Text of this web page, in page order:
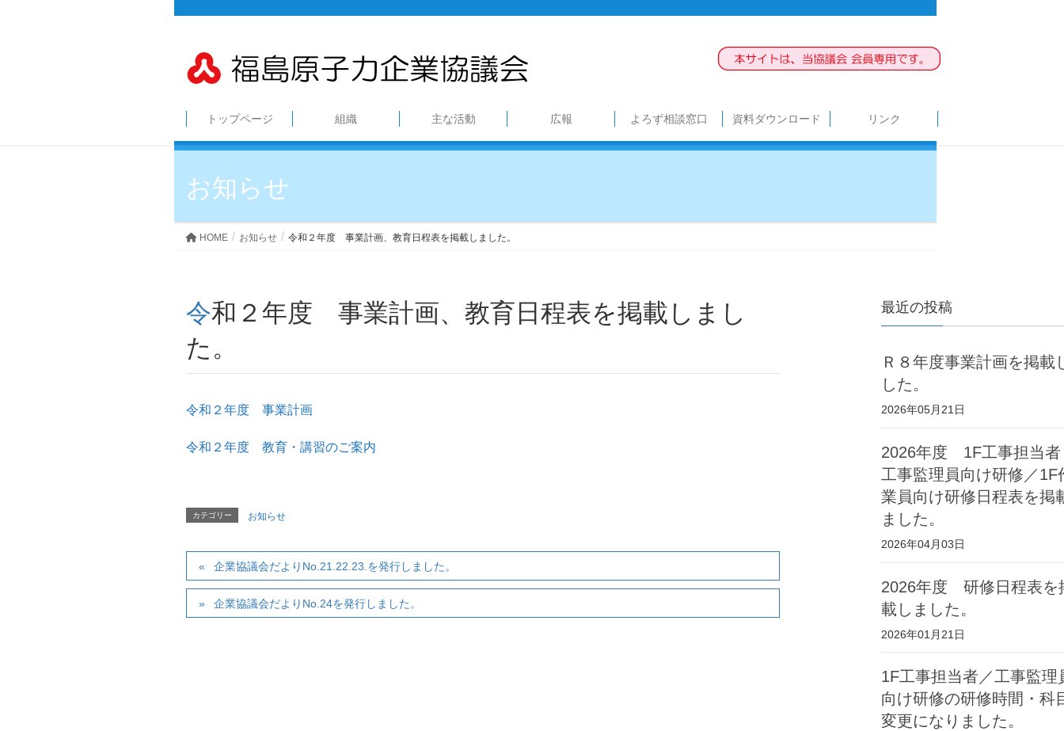
トップページ 組織 主な活動 広報 よろず相談窓口 資料ダウンロード リンク
お知らせ
HOME お知らせ 令和２年度 事業計画、教育日程表を掲載しました。
令和２年度 事業計画、教育日程表を掲載しまし
た。
令和２年度 事業計画
令和２年度 教育・講習のご案内
カテゴリー お知らせ
企業協議会だよりNo.21.22.23.を発行しました。
企業協議会だよりNo.24を発行しました。
最近の投稿
Ｒ８年度事業計画を掲載
した。
2026年05月21日
2026年度 1F工事担当者
工事監理員向け研修／1F
業員向け研修日程表を掲
ました。
2026年04月03日
2026年度 研修日程表を
載しました。
2026年01月21日
1F工事担当者／工事監理
向け研修の研修時間・科
変更になりました。